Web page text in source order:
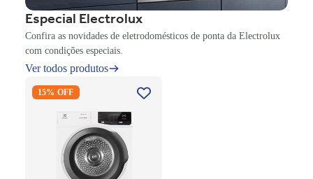
Especial Electrolux
Confira as novidades de eletrodomésticos de ponta da Electrolux
com condições especiais.
Ver todos produtos
Premium Care 12Kg com
Branco 220V
15% OFF